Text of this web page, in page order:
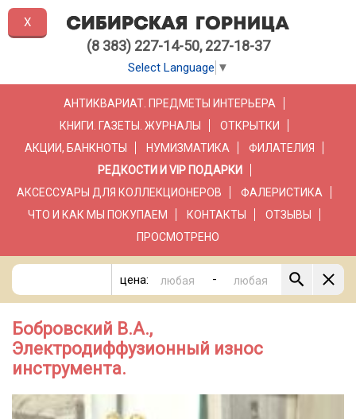
(8 383) 227-14-50, 227-18-37
Select Language ▼
АНТИКВАРИАТ. ПРЕДМЕТЫ ИНТЕРЬЕРА
КНИГИ. ГАЗЕТЫ. ЖУРНАЛЫ
ОТКРЫТКИ
АКЦИИ, БАНКНОТЫ
НУМИЗМАТИКА
ФИЛАТЕЛИЯ
РЕДКОСТИ И VIP ПОДАРКИ
АКСЕССУАРЫ ДЛЯ КОЛЛЕКЦИОНЕРОВ
ФАЛЕРИСТИКА
ЧТО И КАК МЫ ПОКУПАЕМ
КОНТАКТЫ
ОТЗЫВЫ
ПРОСМОТРЕНО
цена: -
Бобровский В.А.,
Электродиффузионный износ
инструмента.
X